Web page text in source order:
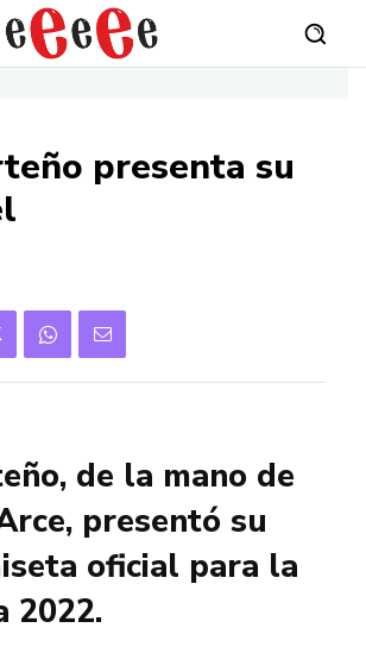
presenta su
de la mano de
presentó su
oficial para la
2022.